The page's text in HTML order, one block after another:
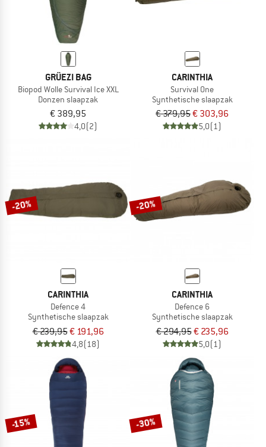
GRÜEZI BAG
Biopod Wolle Survival Ice XXL
Donzen slaapzak
€ 389,95
4,0(2)
CARINTHIA
Survival One
Synthetische slaapzak
€ 379,95€ 303,96
5,0(1)
-20%
CARINTHIA
Defence 4
Synthetische slaapzak
€ 239,95€ 191,96
4,8(18)
-20%
CARINTHIA
Defence 6
Synthetische slaapzak
€ 294,95€ 235,96
5,0(1)
-15% -30%